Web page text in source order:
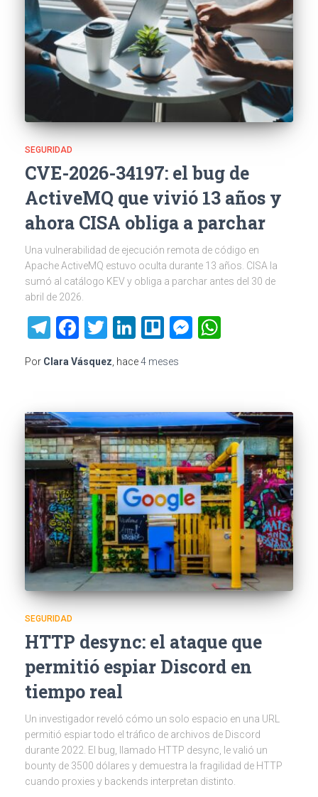
SEGURIDAD
CVE-2026-34197: el bug de
ActiveMQ que vivió 13 años y
ahora CISA obliga a parchar
Una vulnerabilidad de ejecución remota de código en
Apache ActiveMQ estuvo oculta durante 13 años. CISA la
sumó al catálogo KEV y obliga a parchar antes del 30 de
abril de 2026.
Telegram
Facebook
Twitter
LinkedIn
TrelloMessenger
Por Clara Vásquez , hace4 meses
SEGURIDAD
HTTP desync: el ataque que
permitió espiar Discord en
tiempo real
Un investigador reveló cómo un solo espacio en una URL
permitió espiar todo el tráfico de archivos de Discord
durante 2022. El bug, llamado HTTP desync, le valió un
bounty de 3500 dólares y demuestra la fragilidad de HTTP
cuando proxies y backends interpretan distinto.